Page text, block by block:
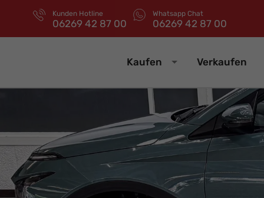
Kunden Hotline
06269 42 87 00
Whatsapp Chat
06269 42 87 00
Kaufen Verkaufen